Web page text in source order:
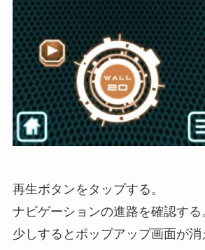
再生ボタンをタップする。
ナビゲーションの進路を確認する
少しするとポップアップ画面が消